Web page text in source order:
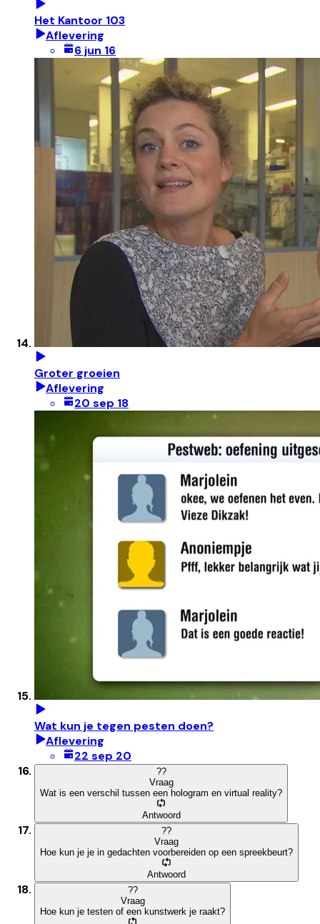
Het Kantoor 103
Aflevering
6 jun 16
Groter groeien
Aflevering
20 sep 18
Wat kun je tegen pesten doen?
Aflevering
22 sep 20
??
Vraag
Wat is een verschil tussen een hologram en virtual reality?
Antwoord
??
Vraag
Hoe kun je je in gedachten voorbereiden op een spreekbeurt?
Antwoord
??
Vraag
Hoe kun je testen of een kunstwerk je raakt?